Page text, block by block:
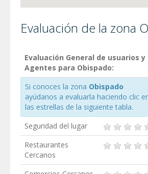
Evaluación de la zona
Evaluación General de usuarios y
Agentes para Obispado:
Si conoces la zona Obispado
ayúdanos a evaluarla haciendo clic
las estrellas de la siguiente tabla.
Seguridad del lugar
Restaurantes
Cercanos